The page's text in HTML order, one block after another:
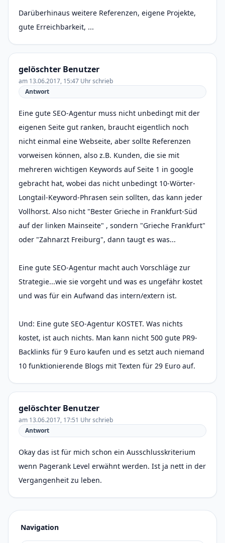
Darüberhinaus weitere Referenzen, eigene Projekte,
gute Erreichbarkeit, ...
gelöschter Benutzer
am 13.06.2017, 15:47 Uhr schrieb
Antwort
Eine gute SEO-Agentur muss nicht unbedingt mit der
eigenen Seite gut ranken, braucht eigentlich noch
nicht einmal eine Webseite, aber sollte Referenzen
vorweisen können, also z.B. Kunden, die sie mit
mehreren wichtigen Keywords auf Seite 1 in google
gebracht hat, wobei das nicht unbedingt 10-Wörter-
Longtail-Keyword-Phrasen sein sollten, das kann jeder
Vollhorst. Also nicht "Bester Grieche in Frankfurt-Süd
auf der linken Mainseite" , sondern "Grieche Frankfurt"
oder "Zahnarzt Freiburg", dann taugt es was...
Eine gute SEO-Agentur macht auch Vorschläge zur
Strategie...wie sie vorgeht und was es ungefähr kostet
und was für ein Aufwand das intern/extern ist.
Und: Eine gute SEO-Agentur KOSTET. Was nichts
kostet, ist auch nichts. Man kann nicht 500 gute PR9-
Backlinks für 9 Euro kaufen und es setzt auch niemand
10 funktionierende Blogs mit Texten für 29 Euro auf.
gelöschter Benutzer
am 13.06.2017, 17:51 Uhr schrieb
Antwort
Okay das ist für mich schon ein Ausschlusskriterium
wenn Pagerank Level erwähnt werden. Ist ja nett in der
Vergangenheit zu leben.
Navigation